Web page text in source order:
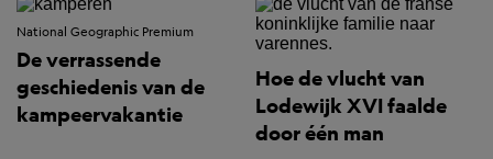
National Geographic Premium
De verrassende
geschiedenis van de
kampeervakantie
Hoe de vlucht van
Lodewijk XVI faalde
door één man